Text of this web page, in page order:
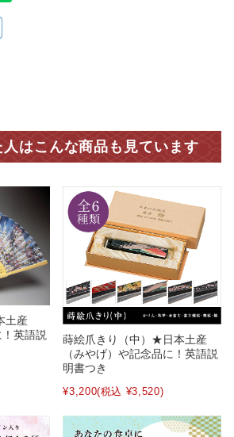
はこんな商品も見ています
土産
！英語説
蒔絵爪きり（中）★日本土産
（みやげ）や記念品に！英語説
明書つき
¥3,200(税込 ¥3,520)